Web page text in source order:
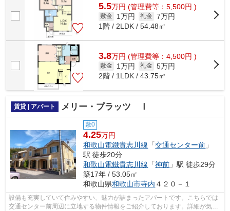
5.5万円 (管理費等：5,500円 )
敷金 1万円 礼金 7万円
1階 / 2LDK / 54.48㎡
3.8万円 (管理費等：4,500円 )
敷金 1万円 礼金 5万円
2階 / 1LDK / 43.75㎡
賃貸 | アパート メリー・プラッツ Ⅰ
敷0
4.25万円
和歌山電鐵貴志川線 「交通センター前 」
駅 徒歩20分
和歌山電鐵貴志川線 「神前 」駅 徒歩29分
築17年 / 53.05㎡
和歌山県和歌山市寺内 ４２０－１
設備も充実していて住みやすい、魅力が詰まったアパートです。こちらでは
交通センター前周辺に立地する物件情報をご紹介しております。詳細が気に